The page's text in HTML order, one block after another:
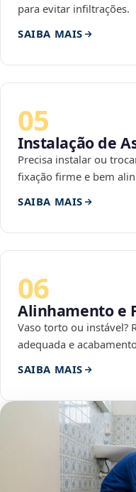
para evitar infiltrações.
SAIBA MAIS
05
Instalação de
Precisa instalar ou
fixação firme e bem
SAIBA MAIS
06
Alinhamento e
Vaso torto ou instável?
adequada e
SAIBA MAIS